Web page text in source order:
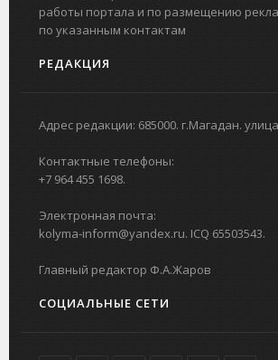
работы портала и по размещению
по указанным контактам
РЕДАКЦИЯ
Адрес редакции: 685000. г.Магадан.
Контактные телефоны:
+7 964 455 1698.
Электронная почта:
kolyma-inform@yandex.ru. ICQ 65503543.
Главный редактор Ф.А.Жаров
СОЦИАЛЬНЫЕ СЕТИ